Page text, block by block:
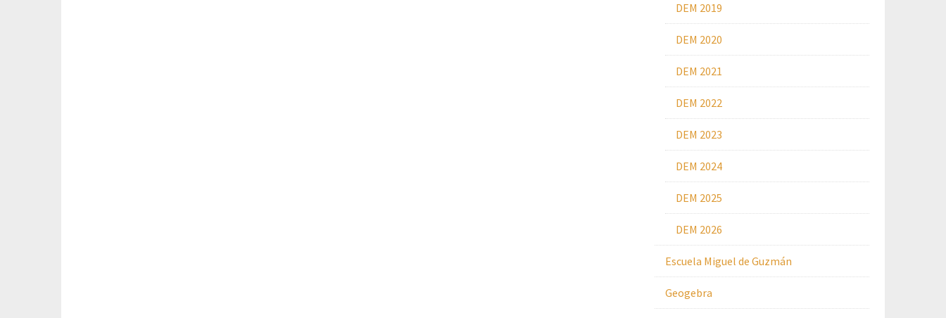
DEM 2019
DEM 2020
DEM 2021
DEM 2022
DEM 2023
DEM 2024
DEM 2025
DEM 2026
Escuela Miguel de Guzmán
Geogebra